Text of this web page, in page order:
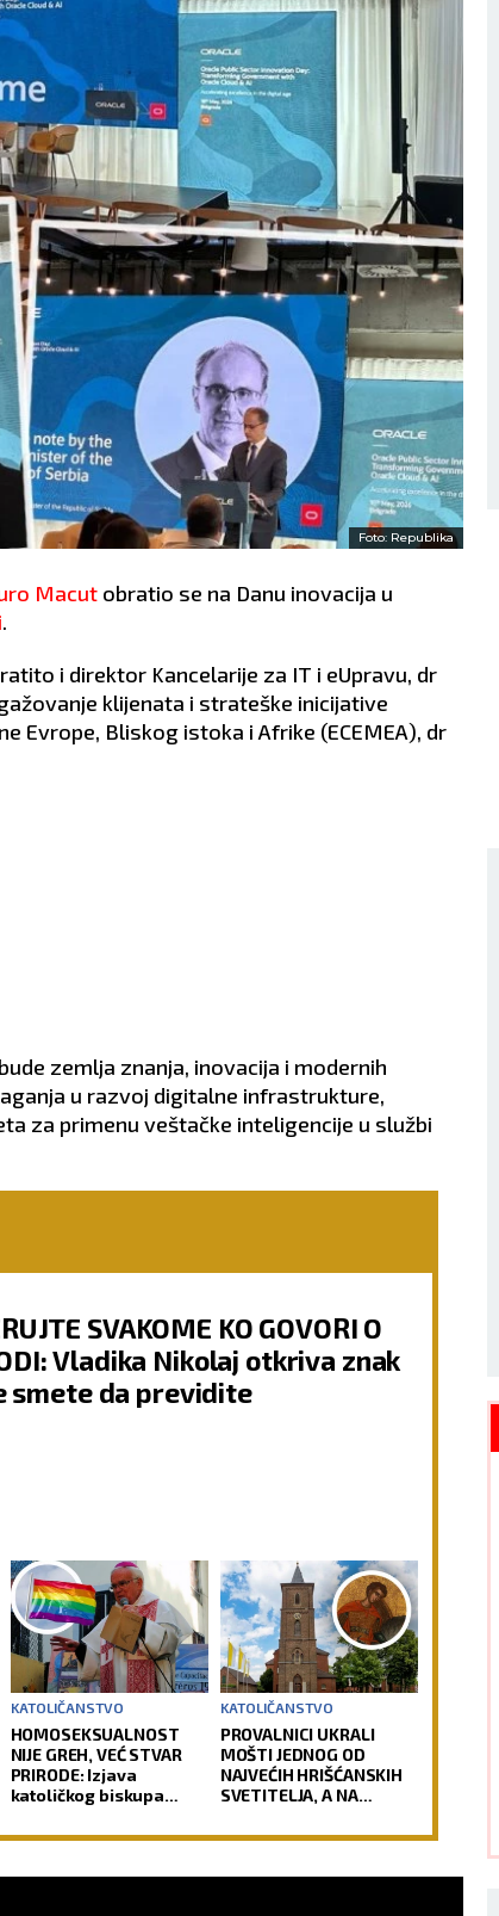
Foto: Republika
Macut obratio se na Danu inovacija u
.
i direktor Kancelarije za IT i eUpravu, dr
klijenata i strateške inicijative
Evrope, Bliskog istoka i Afrike (ECEMEA), dr
zemlja znanja, inovacija i modernih
u razvoj digitalne infrastrukture,
za primenu veštačke inteligencije u službi
SVAKOME KO GOVORI O
Vladika Nikolaj otkriva znak
smete da previdite
KATOLIČANSTVO
HOMOSEKSUALNOST
NIJE GREH, VEĆ STVAR
PRIRODE: Izjava
katoličkog biskupa
KATOLIČANSTVO
PROVALNICI UKRALI
MOŠTI JEDNOG OD
NAJVEĆIH HRIŠĆANSKIH
SVETITELJA, A NA
Vernici u šoku, policija